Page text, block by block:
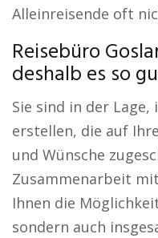
Alleinreisende oft
Reisebüro
deshalb es so
Sie sind in der Lage,
erstellen, die auf
und Wünsche
Zusammenarbeit
Ihnen die
sondern auch